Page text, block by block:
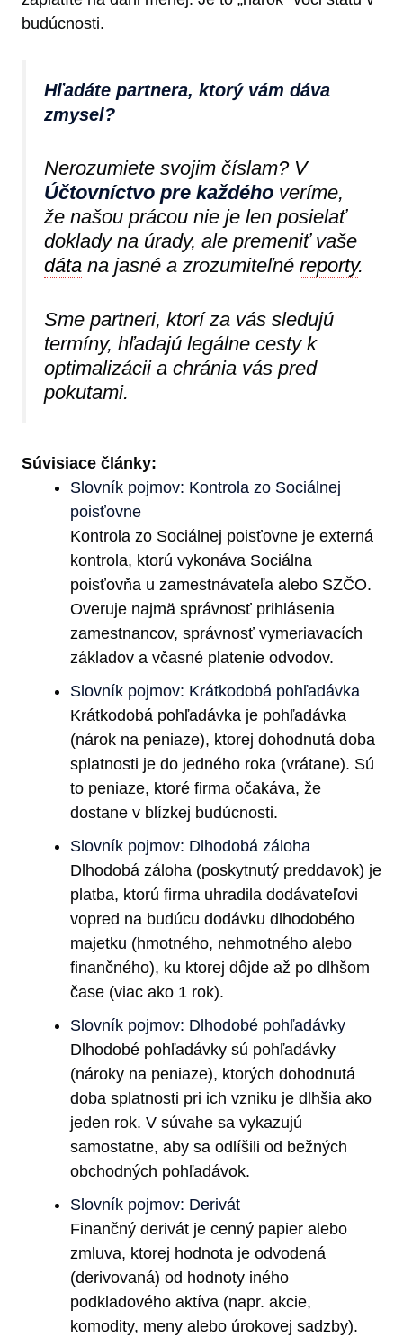
budúcnosti.
Hľadáte partnera, ktorý vám dáva
zmysel?
Nerozumiete svojim číslam? V
Účtovníctvo pre každého veríme,
že našou prácou nie je len posielať
doklady na úrady, ale premeniť vaše
dáta na jasné a zrozumiteľné reporty.
Sme partneri, ktorí za vás sledujú
termíny, hľadajú legálne cesty k
optimalizácii a chránia vás pred
pokutami.
Súvisiace články:
Slovník pojmov: Kontrola zo Sociálnej
poisťovne
Kontrola zo Sociálnej poisťovne je externá
kontrola, ktorú vykonáva Sociálna
poisťovňa u zamestnávateľa alebo SZČO.
Overuje najmä správnosť prihlásenia
zamestnancov, správnosť vymeriavacích
základov a včasné platenie odvodov.
Slovník pojmov: Krátkodobá pohľadávka
Krátkodobá pohľadávka je pohľadávka
(nárok na peniaze), ktorej dohodnutá doba
splatnosti je do jedného roka (vrátane). Sú
to peniaze, ktoré firma očakáva, že
dostane v blízkej budúcnosti.
Slovník pojmov: Dlhodobá záloha
Dlhodobá záloha (poskytnutý preddavok) je
platba, ktorú firma uhradila dodávateľovi
vopred na budúcu dodávku dlhodobého
majetku (hmotného, nehmotného alebo
finančného), ku ktorej dôjde až po dlhšom
čase (viac ako 1 rok).
Slovník pojmov: Dlhodobé pohľadávky
Dlhodobé pohľadávky sú pohľadávky
(nároky na peniaze), ktorých dohodnutá
doba splatnosti pri ich vzniku je dlhšia ako
jeden rok. V súvahe sa vykazujú
samostatne, aby sa odlíšili od bežných
obchodných pohľadávok.
Slovník pojmov: Derivát
Finančný derivát je cenný papier alebo
zmluva, ktorej hodnota je odvodená
(derivovaná) od hodnoty iného
podkladového aktíva (napr. akcie,
komodity, meny alebo úrokovej sadzby).